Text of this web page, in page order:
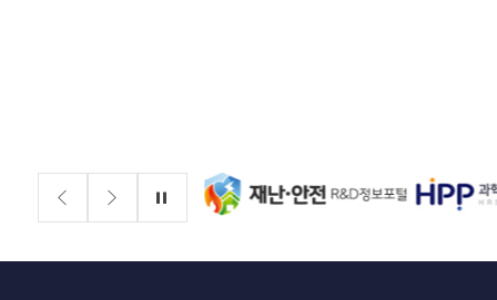
배너존 정지